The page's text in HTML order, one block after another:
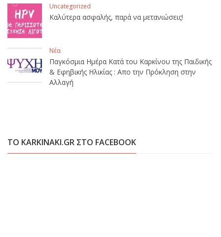
Uncategorized
Καλύτερα ασφαλής, παρά να μετανιώσεις!
Νέα
Παγκόσμια Ημέρα Κατά του Καρκίνου της Παιδικής
& Εφηβικής Ηλικίας : Απο την Πρόκληση στην
Αλλαγή
ΤΟ KARKINAKI.GR ΣΤΟ FACEBOOK